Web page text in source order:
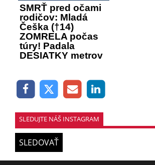
SMRŤ pred očami
rodičov: Mladá
Češka (†14)
ZOMRELA počas
túry! Padala
DESIATKY metrov
SLEDUJTE NÁŠ INSTAGRAM
SLEDOVAŤ